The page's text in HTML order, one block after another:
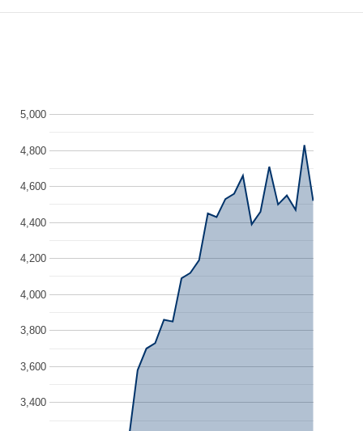
3,400
3,600
3,800
4,000
4,200
4,400
4,600
4,800
5,000